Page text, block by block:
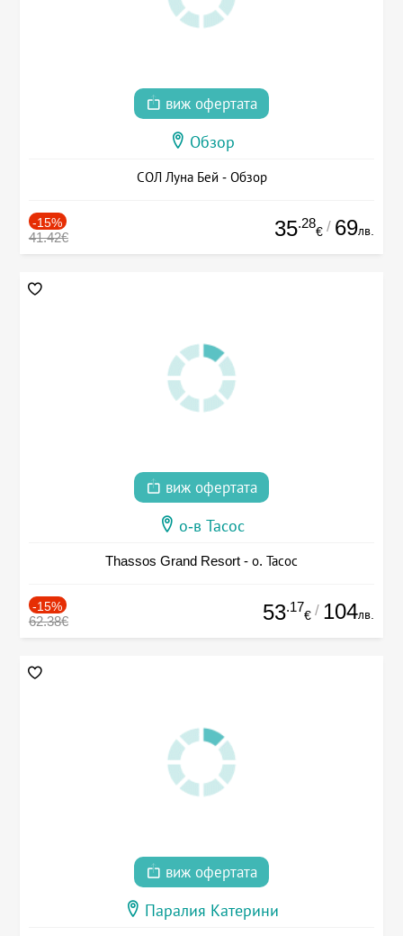
виж офертата
Обзор
СОЛ Луна Бей - Обзор
-15%
41.42€ 35.28
€ / 69лв.
виж офертата
о-в Тасос
Thassos Grand Resort - о. Тасос
-15%
62.38€ 53.17
€ / 104лв.
виж офертата
Паралия Катерини